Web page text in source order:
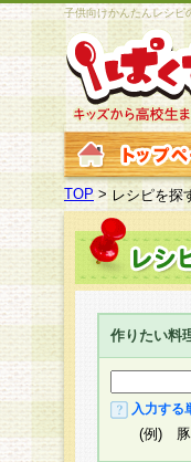
子供向けかんたんレシピ
TOP >レシピを探
作りたい料
入力する
(例) 豚